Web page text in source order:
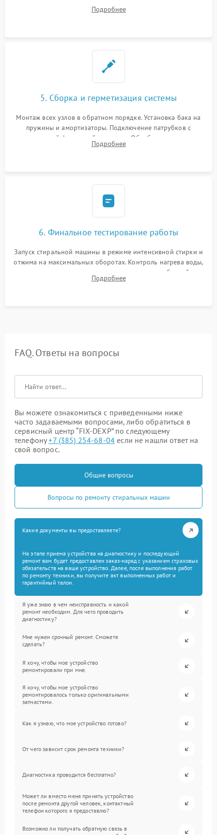
или поврежденной резиновой манжеты.
Подробнее
5. Сборка и герметизация системы
Монтаж всех узлов в обратном порядке. Установка бака на
пружины и амортизаторы. Подключение патрубков с
надежной фиксацией хомутами. Обработка стыков
герметиком для предотвращения возможных протечек воды.
Подробнее
6. Финальное тестирование работы
Запуск стиральной машины в режиме интенсивной стирки и
отжима на максимальных оборотах. Контроль нагрева воды,
корректности слива, отсутствия излишних вибраций,
посторонних стуков и протечек под корпусом.
Подробнее
FAQ. Ответы на вопросы
Вы можете ознакомиться с приведенными ниже
часто задаваемыми вопросами, либо обратиться в
сервисный центр “FIX-DEXP” по следующему
телефону+7 (385) 254-68-04 если не нашли ответ на
свой вопрос.
Общие вопросы
Вопросы по ремонту стиральных машин
Какие документы вы предоставляете?
На этапе приема устройства на диагностику и последующий
ремонт вам будет предоставлен заказ-наряд с указанием страховых
обязательств на ваше устройство. Далее, после выполнения работ
по ремонту техники, вы получите акт выполненных работ и
гарантийный талон.
Я уже знаю в чем неисправность и какой
ремонт необходим. Для чего проводить
диагностику?
Мне нужен срочный ремонт. Сможете
сделать?
Я хочу, чтобы мое устройство
ремонтировали при мне.
Я хочу, чтобы мое устройство
ремонтировалось только оригинальными
запчастями.
Как я узнаю, что мое устройство готово?
От чего зависит срок ремонта техники?
Диагностика проводится бесплатно?
Может ли вместо меня принять устройство
после ремонта другой человек, контактный
телефон которого я предоставлю?
Возможно ли получать обратную связь в